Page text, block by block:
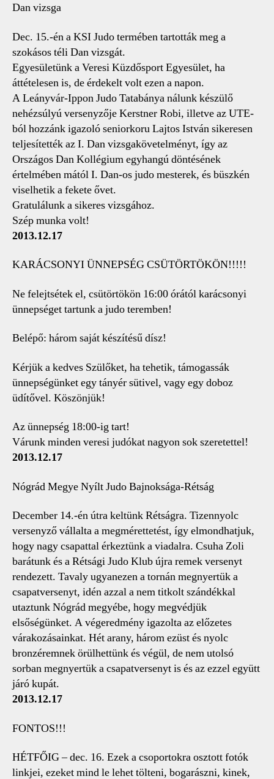
Dan vizsga
Dec. 15.-én a KSI Judo termében tartották meg a
szokásos téli Dan vizsgát.
Egyesületünk a Veresi Küzdősport Egyesület, ha
áttételesen is, de érdekelt volt ezen a napon.
A Leányvár-Ippon Judo Tatabánya nálunk készülő
nehézsúlyú versenyzője Kerstner Robi, illetve az UTE-
ból hozzánk igazoló seniorkoru Lajtos István sikeresen
teljesítették az I. Dan vizsgakövetelményt, így az
Országos Dan Kollégium egyhangú döntésének
értelmében mától I. Dan-os judo mesterek, és büszkén
viselhetik a fekete ővet.
Gratulálunk a sikeres vizsgához.
Szép munka volt!
2013.12.17
KARÁCSONYI ÜNNEPSÉG CSÜTÖRTÖKÖN!!!!!
Ne felejtsétek el, csütörtökön 16:00 órától karácsonyi
ünnepséget tartunk a judo teremben!
Belépő: három saját készítésű dísz!
Kérjük a kedves Szülőket, ha tehetik, támogassák
ünnepségünket egy tányér sütivel, vagy egy doboz
üdítővel. Köszönjük!
Az ünnepség 18:00-ig tart!
Várunk minden veresi judókat nagyon sok szeretettel!
2013.12.17
Nógrád Megye Nyílt Judo Bajnoksága-Rétság
December 14.-én útra keltünk Rétságra. Tizennyolc
versenyző vállalta a megmérettetést, így elmondhatjuk,
hogy nagy csapattal érkeztünk a viadalra. Csuha Zoli
barátunk és a Rétsági Judo Klub újra remek versenyt
rendezett. Tavaly ugyanezen a tornán megnyertük a
csapatversenyt, idén azzal a nem titkolt szándékkal
utaztunk Nógrád megyébe, hogy megvédjük
elsőségünket. A végeredmény igazolta az előzetes
várakozásainkat. Hét arany, három ezüst és nyolc
bronzéremnek örülhettünk és végül, de nem utolsó
sorban megnyertük a csapatversenyt is és az ezzel együtt
járó kupát.
2013.12.17
FONTOS!!!
HÉTFŐIG – dec. 16. Ezek a csoportokra osztott fotók
linkjei, ezeket mind le lehet tölteni, bogarászni, kinek,